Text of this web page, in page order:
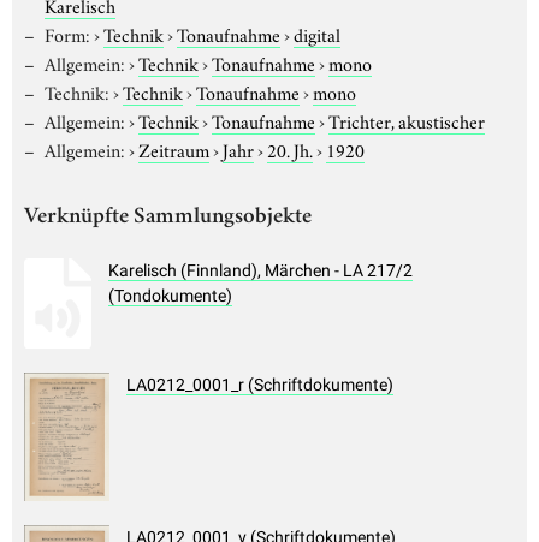
Form:›Technik›Tonaufnahme›digital
Allgemein:›Technik›Tonaufnahme›mono
Technik:›Technik›Tonaufnahme›mono
Allgemein:›Technik›Tonaufnahme›Trichter, akustischer
Allgemein:›Zeitraum›Jahr›20. Jh.› 1920
Verknüpfte Sammlungsobjekte
Karelisch (Finnland), Märchen - LA 217/2
(Tondokumente)
LA0212_0001_r (Schriftdokumente)
LA0212_0001_v (Schriftdokumente)